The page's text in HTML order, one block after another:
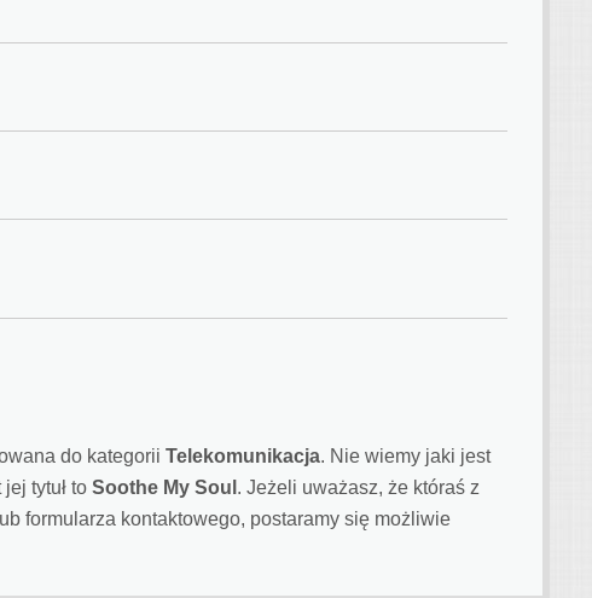
do kategorii Telekomunikacja. Nie wiemy jaki jest
tytuł to Soothe My Soul . Jeżeli uważasz, że któraś z
formularza kontaktowego, postaramy się możliwie